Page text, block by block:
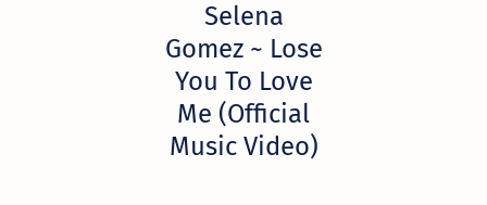
Selena
Gomez ~ Lose
You To Love
Me (Official
Music Video)